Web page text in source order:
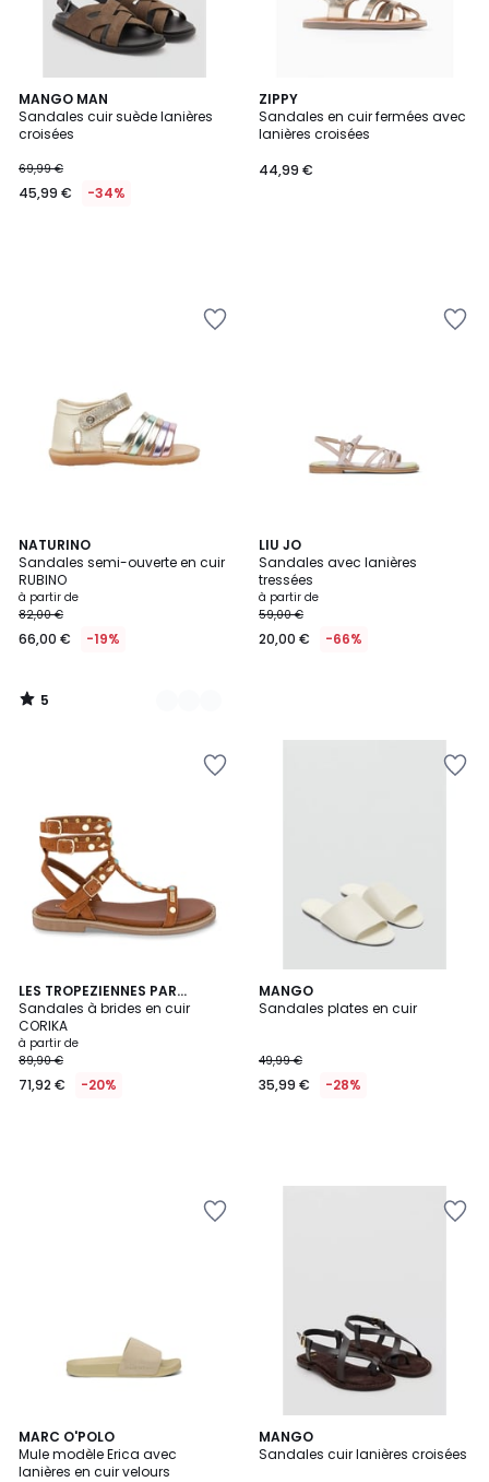
MANGO MAN
Sandales cuir suède lanières
croisées
69,99 €
45,99 € -34%
ZIPPY
Sandales en cuir fermées avec
lanières croisées
44,99 €
NATURINO
Sandales semi-ouverte en cuir
RUBINO
à partir de
82,00 €
66,00 € -19%
5
/
5
2
Couleurs
5
/
LIU JO
Sandales avec lanières
tressées
à partir de
59,00 €
20,00 € -66%
LES TROPEZIENNES PAR
M.BELARBI
Sandales à brides en cuir
CORIKA
à partir de
89,90 €
71,92 € -20%
MANGO
Sandales plates en cuir
49,99 €
35,99 € -28%
MARC O'POLO
Mule modèle Erica avec
lanières en cuir velours
5
Couleurs
MANGO
Sandales cuir lanières croisées
2
Couleurs